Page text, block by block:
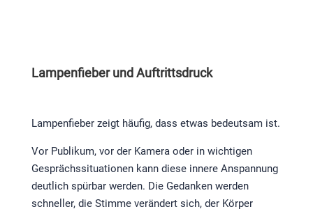
Lampenfieber und Auftrittsdruck
Lampenfieber zeigt häufig, dass etwas bedeutsam ist.
Vor Publikum, vor der Kamera oder in wichtigen
Gesprächssituationen kann diese innere Anspannung
deutlich spürbar werden. Die Gedanken werden
schneller, die Stimme verändert sich, der Körper